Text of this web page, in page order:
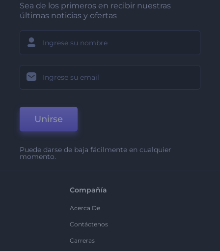
Sea de los primeros en recibir nuestras
últimas noticias y ofertas
Unirse
Puede darse de baja fácilmente en cualquier
momento.
Compañía
Acerca De
Contáctenos
Carreras